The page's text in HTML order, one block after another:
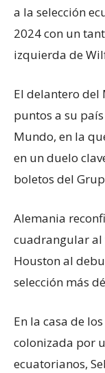
a la selección
2024 con un
izquierda de
El delantero del
puntos a su
Mundo, en la
en un duelo
boletos del
Alemania
cuadrangular al
Houston al
selección más
En la casa de
colonizada por
ecuatorianos,